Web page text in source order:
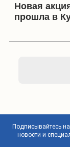
Новая
прошла в
Подписывайтесь
новости и